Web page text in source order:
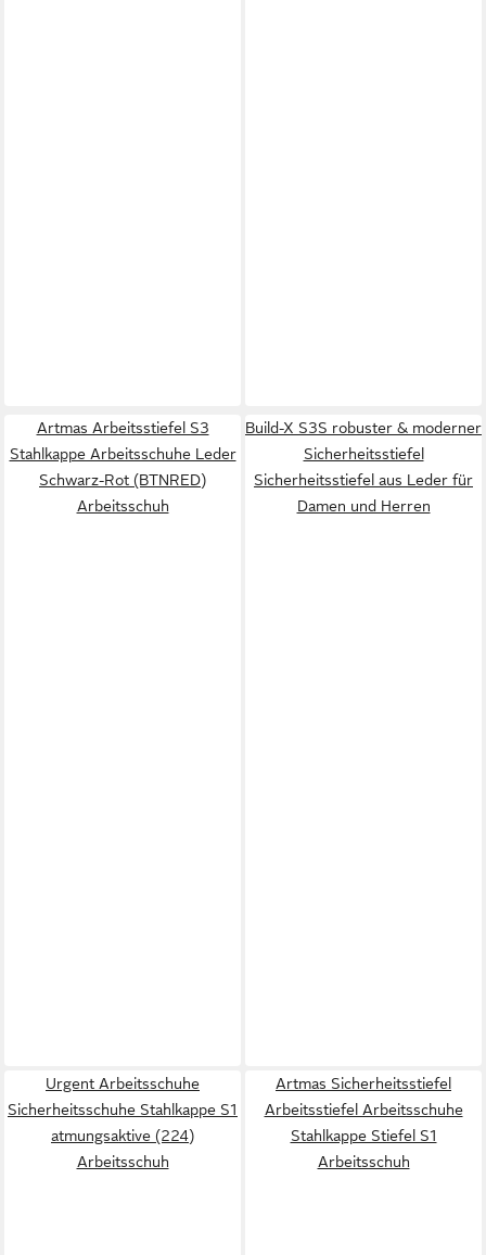
Artmas Arbeitsstiefel S3
Stahlkappe Arbeitsschuhe Leder
Schwarz-Rot (BTNRED)
Arbeitsschuh
Build-X S3S robuster & moderner
Sicherheitsstiefel
Sicherheitsstiefel aus Leder für
Damen und Herren
Urgent Arbeitsschuhe
Sicherheitsschuhe Stahlkappe S1
atmungsaktive (224)
Arbeitsschuh
Artmas Sicherheitsstiefel
Arbeitsstiefel Arbeitsschuhe
Stahlkappe Stiefel S1
Arbeitsschuh